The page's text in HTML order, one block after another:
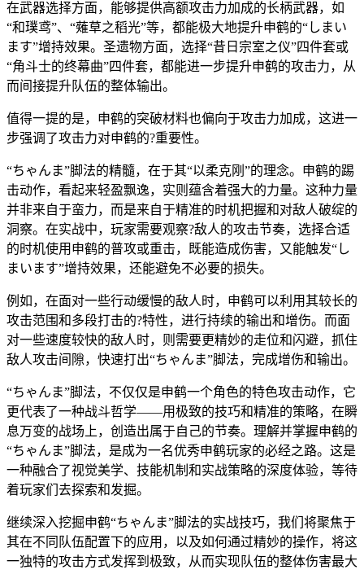
在武器选择方面，能够提供高额攻击力加成的长柄武器，如
“和璞鸢”、“薙草之稻光”等，都能极大地提升申鹤的“しまい
ます”增持效果。圣遗物方面，选择“昔日宗室之仪”四件套或
“角斗士的终幕曲”四件套，都能进一步提升申鹤的攻击力，从
而间接提升队伍的整体输出。
值得一提的是，申鹤的突破材料也偏向于攻击力加成，这进一
步强调了攻击力对申鹤的?重要性。
“ちゃんま”脚法的精髓，在于其“以柔克刚”的理念。申鹤的踢
击动作，看起来轻盈飘逸，实则蕴含着强大的力量。这种力量
并非来自于蛮力，而是来自于精准的时机把握和对敌人破绽的
洞察。在实战中，玩家需要观察?敌人的攻击节奏，选择合适
的时机使用申鹤的普攻或重击，既能造成伤害，又能触发“し
まいます”增持效果，还能避免不必要的损失。
例如，在面对一些行动缓慢的敌人时，申鹤可以利用其较长的
攻击范围和多段打击的?特性，进行持续的输出和增伤。而面
对一些速度较快的敌人时，则需要更精妙的走位和闪避，抓住
敌人攻击间隙，快速打出“ちゃんま”脚法，完成增伤和输出。
“ちゃんま”脚法，不仅仅是申鹤一个角色的特色攻击动作，它
更代表了一种战斗哲学——用极致的技巧和精准的策略，在瞬
息万变的战场上，创造出属于自己的节奏。理解并掌握申鹤的
“ちゃんま”脚法，是成为一名优秀申鹤玩家的必经之路。这是
一种融合了视觉美学、技能机制和实战策略的深度体验，等待
着玩家们去探索和发掘。
继续深入挖掘申鹤“ちゃんま”脚法的实战技巧，我们将聚焦于
其在不同队伍配置下的应用，以及如何通过精妙的操作，将这
一独特的攻击方式发挥到极致，从而实现队伍的整体伤害最大